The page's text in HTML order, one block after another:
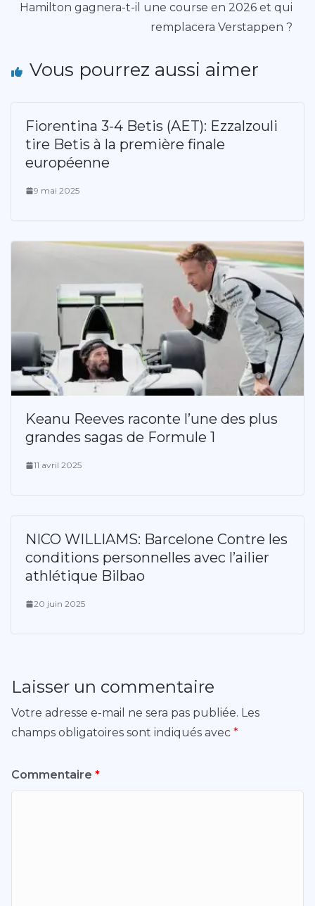
Hamilton gagnera-t-il une course en 2026 et qui
remplacera Verstappen ?
Vous pourrez aussi aimer
Fiorentina 3-4 Betis (AET): Ezzalzouli
tire Betis à la première finale
européenne
9 mai 2025
Keanu Reeves raconte l’une des plus
grandes sagas de Formule 1
11 avril 2025
NICO WILLIAMS: Barcelone Contre les
conditions personnelles avec l’ailier
athlétique Bilbao
20 juin 2025
Laisser un commentaire
Votre adresse e-mail ne sera pas publiée. Les
champs obligatoires sont indiqués avec *
Commentaire *